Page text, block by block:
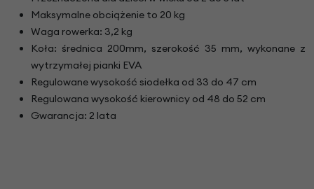
Maksymalne obciążenie to 20 kg
Waga rowerka: 3,2 kg
Koła: średnica 200mm, szerokość 35 mm, wykonane z
wytrzymałej pianki EVA
Regulowane wysokość siodełka od 33 do 47 cm
Regulowana wysokość kierownicy od 48 do 52 cm
Gwarancja: 2 lata